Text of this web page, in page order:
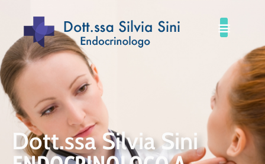
Dott.ssa Silvia Sini